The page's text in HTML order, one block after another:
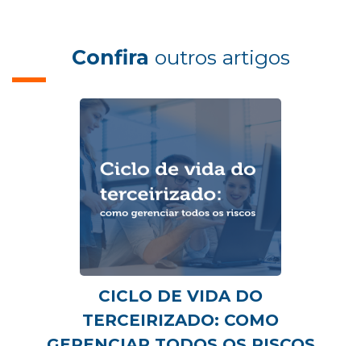
Confira outros artigos
CICLO DE VIDA DO
TERCEIRIZADO: COMO